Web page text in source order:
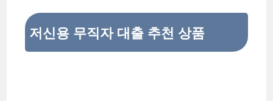
저신용 무직자 대출 추천 상품